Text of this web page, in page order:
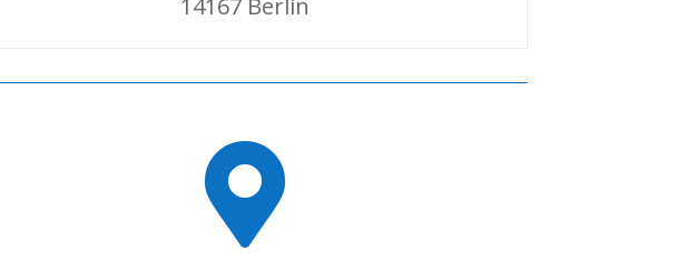
14167 Berlin
